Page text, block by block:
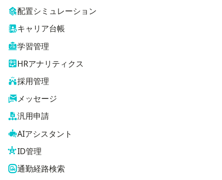
配置シミュレーション
キャリア台帳
学習管理
HRアナリティクス
採用管理
メッセージ
汎用申請
AIアシスタント
ID管理
通勤経路検索